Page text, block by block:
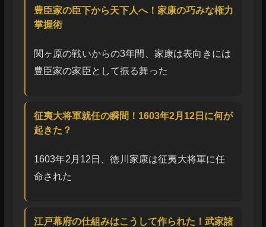
豊臣家の臣下から天下人へ！家康の巧みな権力
掌握術
関ヶ原の戦いからの3年間、家康は表向きには
豊臣家の家臣として振る舞った
征夷大将軍就任の瞬間！1603年2月12日に何が
起きた？
1603年2月12日、徳川家康は征夷大将軍に任
命された
江戸幕府の仕組みはこうして作られた！武家諸